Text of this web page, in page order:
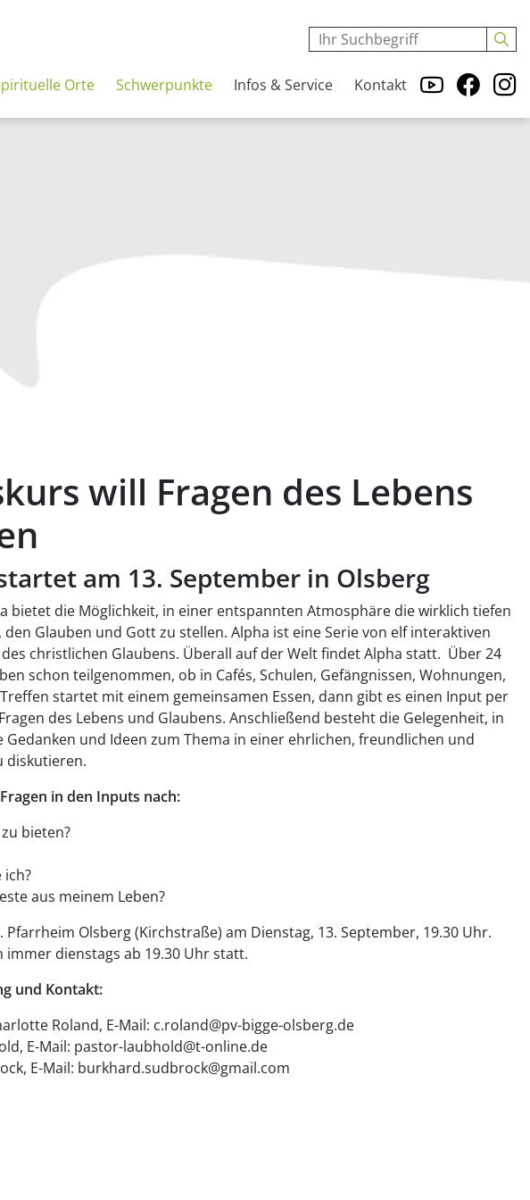
Orte Schwerpunkte Infos & Service Kontakt
will Fragen des Lebens
am 13. September in Olsberg
bietet die Möglichkeit, in einer entspannten Atmosphäre die wirklich tiefen
den Glauben und Gott zu stellen. Alpha ist eine Serie von elf interaktiven
christlichen Glaubens. Überall auf der Welt findet Alpha statt. Über 24
schon teilgenommen, ob in Cafés, Schulen, Gefängnissen, Wohnungen,
startet mit einem gemeinsamen Essen, dann gibt es einen Input per
des Lebens und Glaubens. Anschließend besteht die Gelegenheit, in
Gedanken und Ideen zum Thema in einer ehrlichen, freundlichen und
diskutieren.
in den Inputs nach:
bieten?
aus meinem Leben?
Olsberg (Kirchstraße) am Dienstag, 13. September, 19.30 Uhr.
immer dienstags ab 19.30 Uhr statt.
und Kontakt:
Roland, E-Mail: c.roland@pv-bigge-olsberg.de
E-Mail: pastor-laubhold@t-online.de
E-Mail: burkhard.sudbrock@gmail.com